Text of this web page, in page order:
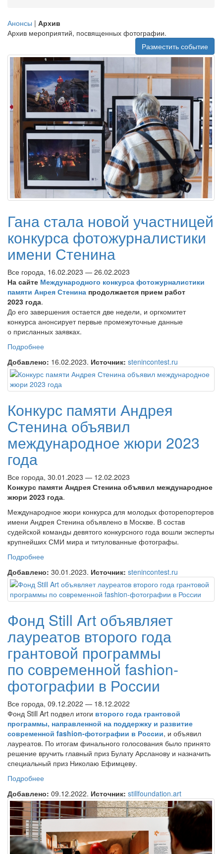
Анонсы | Архив
Архив мероприятий, посвященных фотографии.
Разместить событие
Гана стала новой участницей
конкурса фотожурналистики
имени Стенина
Все города, 16.02.2023 — 26.02.2023
На сайте Международного конкурса фотожурналистики
памяти Анрея Стенина продолжается прием работ
2023 года.
До его завершения остается две недели, и оргкомитет
конкурса анонсирует первые промежуточные данные
о присланных заявках.
Подробнее
Добавлено: 16.02.2023. Источник: stenincontest.ru
Конкурс памяти Андрея
Стенина объявил
международное жюри 2023
года
Все города, 30.01.2023 — 12.02.2023
Конкурс памяти Андрея Стенина объявил международное
жюри 2023 года.
Международное жюри конкурса для молодых фоторепортеров
имени Андрея Стенина объявлено в Москве. В состав
судейской команды девятого конкурсного года вошли эксперты
крупнейших СМИ мира и титулованные фотографы.
Подробнее
Добавлено: 30.01.2023. Источник: stenincontest.ru
Фонд Still Art объявляет
лауреатов второго года
грантовой программы
по современной fashion-
фотографии в России
Все города, 09.12.2022 — 18.12.2022
Фонд Still Art подвел итоги второго года грантовой
программы, направленной на поддержку и развитие
современной fashion-фотографии в России, и объявил
лауреатов. По итогам финального голосования было принято
решение вручить главный приз Булату Арсланову и назначить
специальный приз Николаю Ефимцеву.
Подробнее
фотографии в России
Добавлено: 09.12.2022. Источник: stillfoundation.art